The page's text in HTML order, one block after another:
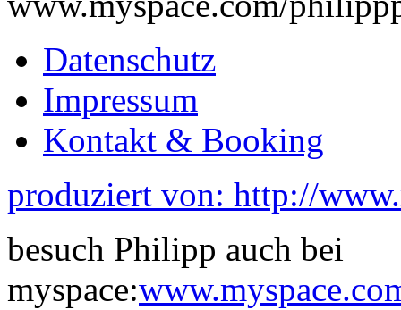
Datenschutz
Impressum
Kontakt & Booking
produziert von: http://
besuch Philipp auch bei
myspace: